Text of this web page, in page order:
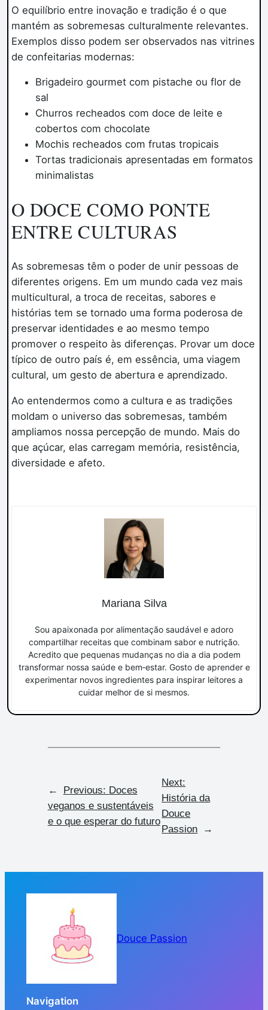
O equilíbrio entre inovação e tradição é o que
mantém as sobremesas culturalmente relevantes.
Exemplos disso podem ser observados nas vitrines
de confeitarias modernas:
Brigadeiro gourmet com pistache ou flor de
sal
Churros recheados com doce de leite e
cobertos com chocolate
Mochis recheados com frutas tropicais
Tortas tradicionais apresentadas em formatos
minimalistas
O DOCE COMO PONTE
ENTRE CULTURAS
As sobremesas têm o poder de unir pessoas de
diferentes origens. Em um mundo cada vez mais
multicultural, a troca de receitas, sabores e
histórias tem se tornado uma forma poderosa de
preservar identidades e ao mesmo tempo
promover o respeito às diferenças. Provar um doce
típico de outro país é, em essência, uma viagem
cultural, um gesto de abertura e aprendizado.
Ao entendermos como a cultura e as tradições
moldam o universo das sobremesas, também
ampliamos nossa percepção de mundo. Mais do
que açúcar, elas carregam memória, resistência,
diversidade e afeto.
Mariana Silva
Sou apaixonada por alimentação saudável e adoro
compartilhar receitas que combinam sabor e nutrição.
Acredito que pequenas mudanças no dia a dia podem
transformar nossa saúde e bem‑estar. Gosto de aprender e
experimentar novos ingredientes para inspirar leitores a
cuidar melhor de si mesmos.
← Previous: Doces
veganos e sustentáveis
e o que esperar do futuro
Next:
História da
Douce
Passion
→
Douce Passion
Navigation